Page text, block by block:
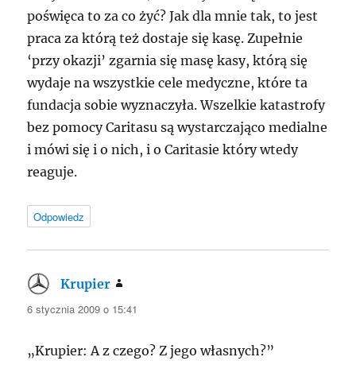
poświęca to za co żyć? Jak dla mnie tak, to jest
praca za którą też dostaje się kasę. Zupełnie
‘przy okazji’ zgarnia się masę kasy, którą się
wydaje na wszystkie cele medyczne, które ta
fundacja sobie wyznaczyła. Wszelkie katastrofy
bez pomocy Caritasu są wystarczająco medialne
i mówi się i o nich, i o Caritasie który wtedy
reaguje.
Odpowiedz
Krupier
6 stycznia 2009 o 15:41
„Krupier: A z czego? Z jego własnych?”